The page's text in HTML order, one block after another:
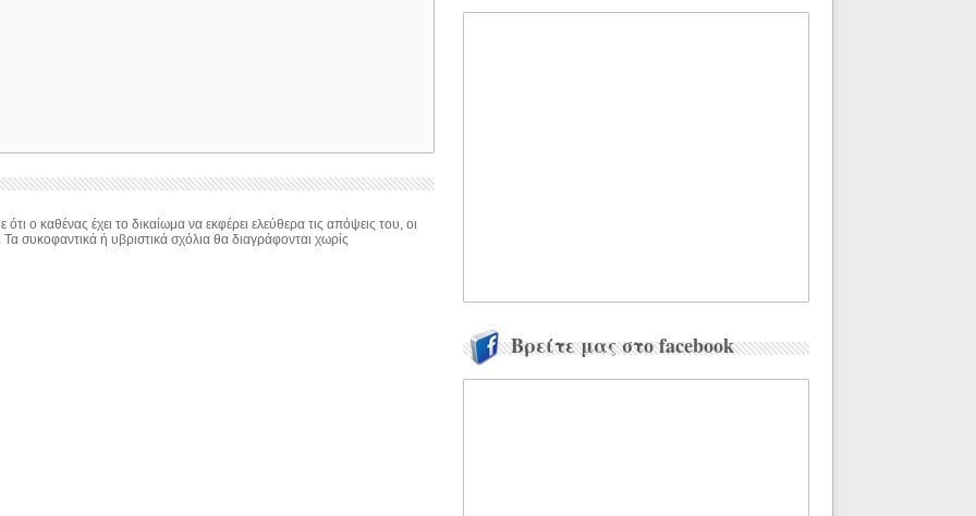
ο καθένας έχει το δικαίωμα να εκφέρει ελεύθερα τις απόψεις του, οι
συκοφαντικά ή υβριστικά σχόλια θα διαγράφονται χωρίς
Βρείτε μας στο facebook